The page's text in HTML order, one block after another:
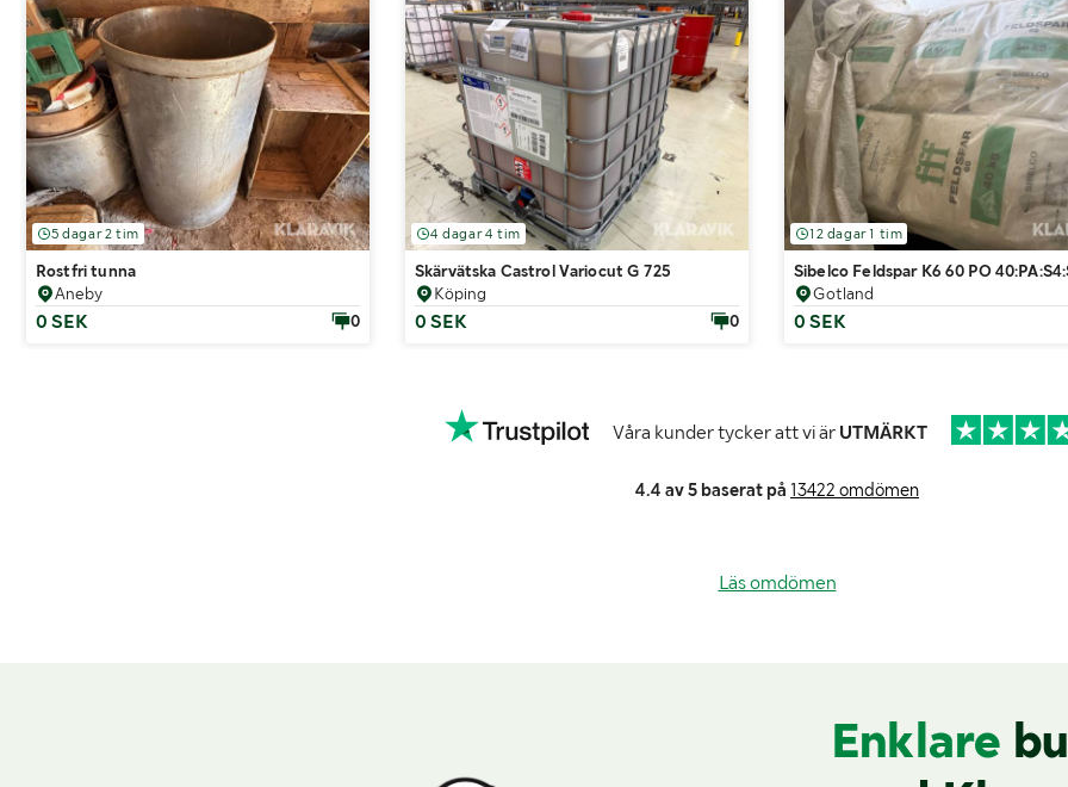
5 dagar 2 tim
Rostfri tunna
Aneby
0 SEK 0
4 dagar 4 tim
Skärvätska Castrol Variocut G 725
Köping
0 SEK 0
12 dagar 1 tim
Sibelco Feldspar K6 60 PO
Gotland
0 SEK
Våra kunder tycker att vi är UTMÄRKT
4.4 av 5 baserat på 13422 omdömen
Läs omdömen
Enklare